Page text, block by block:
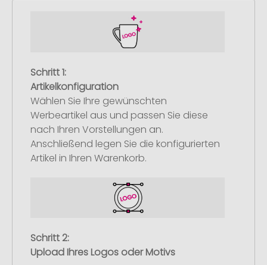
Schritt 1:
Artikelkonfiguration
Wählen Sie Ihre gewünschten
Werbeartikel aus und passen Sie diese
nach Ihren Vorstellungen an.
Anschließend legen Sie die konfigurierten
Artikel in Ihren Warenkorb.
Schritt 2:
Upload Ihres Logos oder Motivs